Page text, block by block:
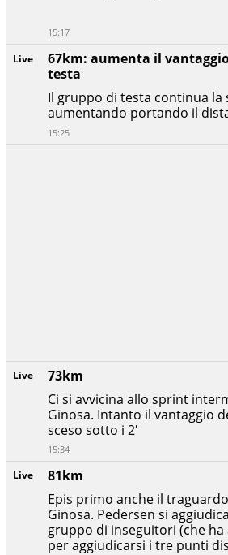
Live
81km
Epis primo anche il
Ginosa. Pedersen si
gruppo di inseguitori (che ha
per aggiudicarsi i tre punti
Live
73km
Ci si avvicina allo sprint
Ginosa. Intanto il vantaggio
sceso sotto i 2′
15:34
Live
67km: aumenta il
testa
Il gruppo di testa continua la
aumentando portando il
15:25
15:17